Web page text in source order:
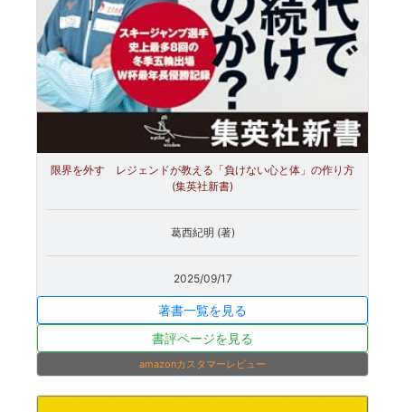
限界を外す レジェンドが教える「負けない心と体」の作り方
(集英社新書)
葛西紀明 (著)
2025/09/17
著書一覧を見る
書評ページを見る
amazonカスタマーレビュー